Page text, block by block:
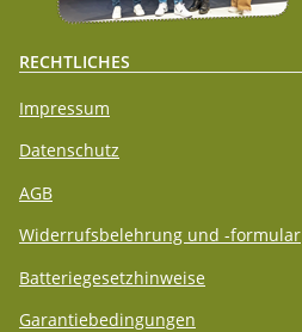
RECHTLICHES
Impressum
Datenschutz
AGB
Widerrufsbelehrung und -formular
Batteriegesetzhinweise
Garantiebedingungen